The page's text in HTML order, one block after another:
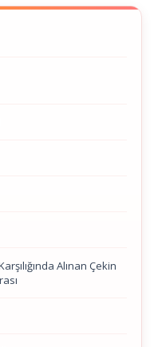
Alınan Çekin